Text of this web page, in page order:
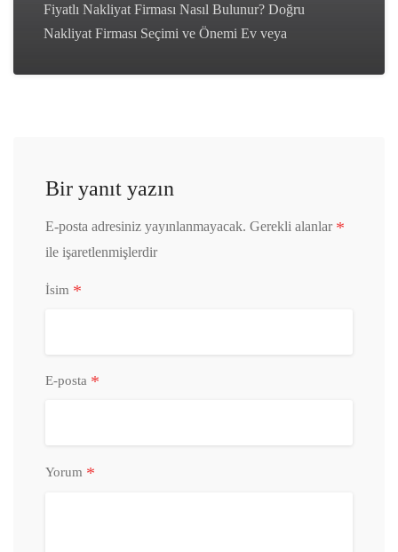
Fiyatlı Nakliyat Firması Nasıl Bulunur? Doğru
Nakliyat Firması Seçimi ve Önemi Ev veya
Bir yanıt yazın
E-posta adresiniz yayınlanmayacak. Gerekli alanlar *
ile işaretlenmişlerdir
İsim *
E-posta *
Yorum *